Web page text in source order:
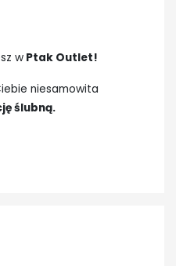
w Ptak Outlet!
niesamowita
ślubną.